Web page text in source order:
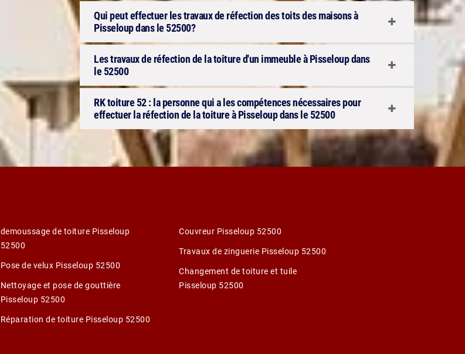
Qui peut effectuer les travaux de réfection des toits des maisons à
Pisseloup dans le 52500?
Les travaux de réfection de la toiture d'un immeuble à Pisseloup dans
le 52500
RK toiture 52 : la personne qui a les compétences nécessaires pour
effectuer la réfection de la toiture à Pisseloup dans le 52500
demoussage de toiture Pisseloup
52500
Pose de velux Pisseloup 52500
Nettoyage et pose de gouttière
Pisseloup 52500
Réparation de toiture Pisseloup 52500
Couvreur Pisseloup 52500
Travaux de zinguerie Pisseloup 52500
Changement de toiture et tuile
Pisseloup 52500